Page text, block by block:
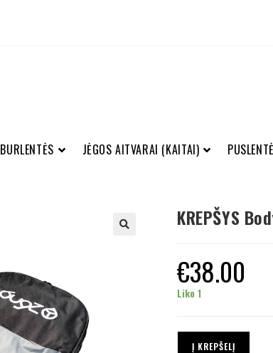
BURLENTĖS JĖGOS AITVARAI (KAITAI)
KREPŠYS
€38.00
Liko 1
Į KREPŠELĮ